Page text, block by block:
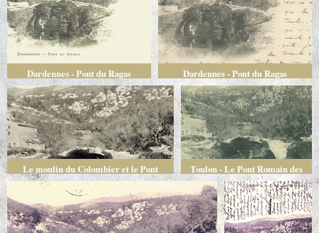
Dardennes - Pont du Ragas Dardennes - Pont du Ragas
Le moulin du Colombier et le Pont
Romain
Toulon - Le Pont Romain des
Dardennes